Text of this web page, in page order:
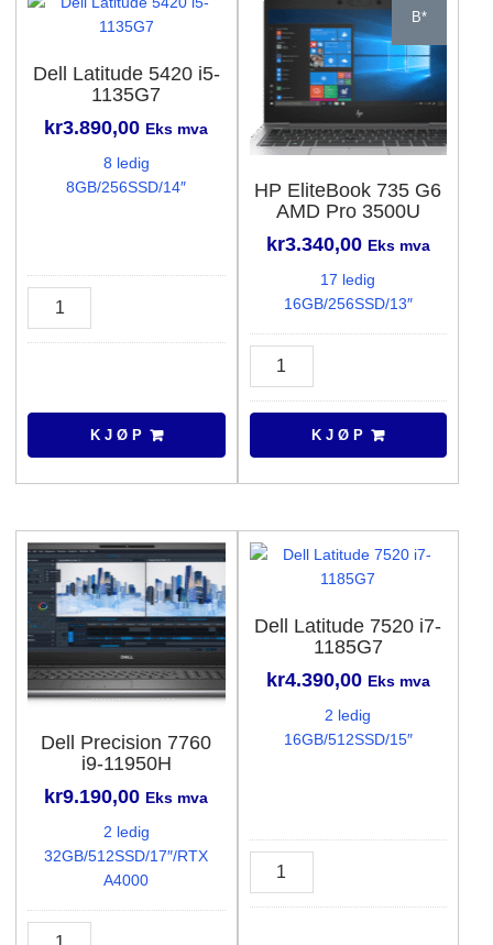
Dell Latitude 5420 i5-
1135G7
kr3.890,00 Eks mva
8 ledig
8GB/256SSD/14″
5420
antall
K J Ø P
B*
HP EliteBook 735 G6
AMD Pro 3500U
kr3.340,00 Eks mva
17 ledig
16GB/256SSD/13″
735
AMD
K J Ø P
Dell Precision 7760
i9-11950H
kr9.190,00 Eks mva
2 ledig
32GB/512SSD/17″/RTX
A4000
Dell Latitude 7520 i7-
1185G7
kr4.390,00 Eks mva
2 ledig
16GB/512SSD/15″
7520